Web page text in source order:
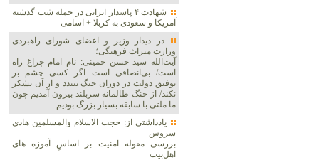
شهادت ۴ پاسدار ایرانی در حمله شب گذشته
آمریکا و سعودی به کربلا + اسامی
در دیدار وزیر و اعضای شورای راهبردی
وزارت‌ میراث فرهنگی؛
آیت‌الله سید حسن خمینی: نام امام چراغ راه
است/ بی‌انصافی است‌ اگر کسی چشم بر
توفیق دولت‌ در دوران جنگ ببندد و از آن تشکر
نکند/ از جنگ ظالمانه سربلند بیرون آمدیم چون
ما ملتی با سابقه بسیار بزرگ بودیم
یادداشتی از: حجت الاسلام والمسلمین هادی
سروش
بررسی مقوله امنیت بر اساسِ آموزه های
اهل‌بیت